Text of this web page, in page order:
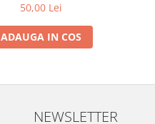
50,00 Lei
ADAUGA IN COS
NEWSLETTER